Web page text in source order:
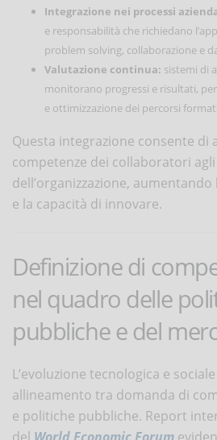
Integrazione nei processi
e responsabilità che richiedano
problem solving, collaborazione e
Valutazione continua: sistemi di
monitorano progressi e risultati,
e ottimizzazione dei percorsi
Questa integrazione consente di
competenze dei collaboratori
dell’organizzazione, aumentando
e la capacità di innovare.
Definizione di
nel quadro delle
pubbliche e del
L’evoluzione tecnologica e
allineamento tra domanda di
e politiche pubbliche. Report
del World Economic Forum